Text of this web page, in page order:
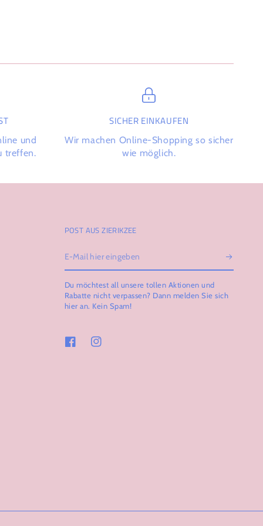
und
treffen.
SICHER EINKAUFEN
Wir machen Online-Shopping so sicher
wie möglich.
POST AUS ZIERIKZEE
E-
Mail
hier
eingeben
Du möchtest all unsere tollen Aktionen und
Rabatte nicht verpassen? Dann melden Sie sich
hier an. Kein Spam!
FacebookInstagram